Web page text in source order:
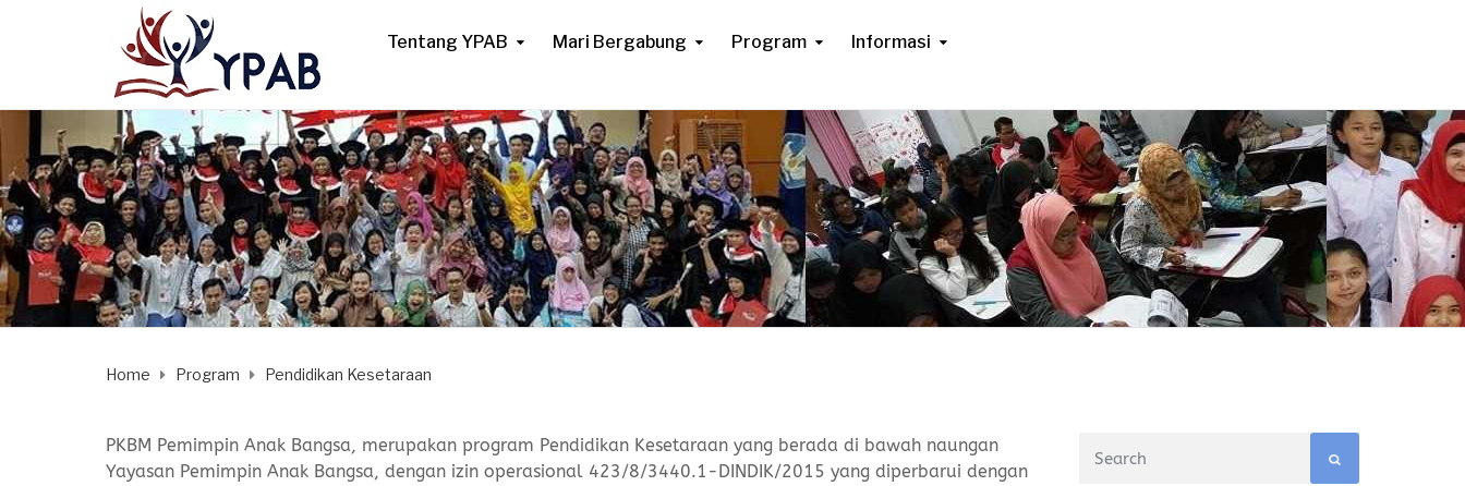
Tentang YPAB Mari Bergabung Program Informasi
Home Program Pendidikan Kesetaraan
PKBM Pemimpin Anak Bangsa, merupakan program Pendidikan Kesetaraan yang berada di bawah naungan
Yayasan Pemimpin Anak Bangsa, dengan izin operasional 423/8/3440.1-DINDIK/2015 yang diperbarui dengan